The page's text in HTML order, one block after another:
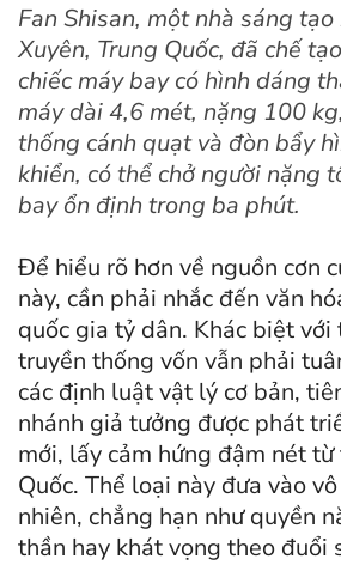
Fan Shisan, một nhà sáng
Xuyên, Trung Quốc, đã chế
chiếc máy bay có hình dáng
máy dài 4,6 mét, nặng 100
thống cánh quạt và đòn bẩy
khiển, có thể chở người nặng
bay ổn định trong ba phút.
Để hiểu rõ hơn về nguồn cơn
này, cần phải nhắc đến văn
quốc gia tỷ dân. Khác biệt
truyền thống vốn vẫn phải
các định luật vật lý cơ bản,
nhánh giả tưởng được phát
mới, lấy cảm hứng đậm nét
Quốc. Thể loại này đưa vào
nhiên, chẳng hạn như quyền
thần hay khát vọng theo đuổi